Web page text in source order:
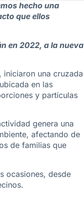
hecho una
que ellos
en 2022, a la nueva
iniciaron una cruzada
en las
y partículas
genera una
afectando de
de familias que
ocasiones, desde